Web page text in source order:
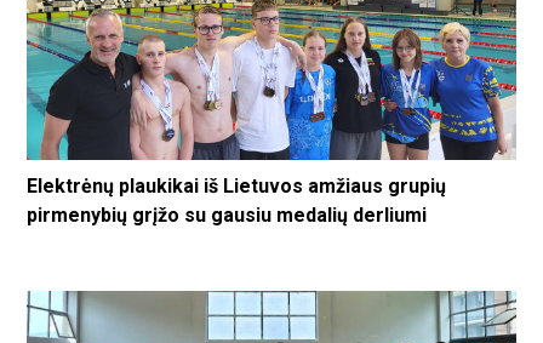
Elektrėnų plaukikai iš Lietuvos amžiaus grupių
pirmenybių grįžo su gausiu medalių derliumi